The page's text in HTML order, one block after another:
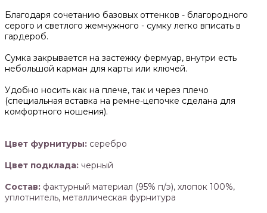
Благодаря сочетанию базовых оттенков - благородного
серого и светлого жемчужного - сумку легко вписать в
гардероб.
Сумка закрывается на застежку фермуар, внутри есть
небольшой карман для карты или ключей.
Удобно носить как на плече, так и через плечо
(специальная вставка на ремне-цепочке сделана для
комфортного ношения).
Цвет фурнитуры: серебро
Цвет подклада: черный
Состав: фактурный материал (95% п/э), хлопок 100%,
уплотнитель, металлическая фурнитура